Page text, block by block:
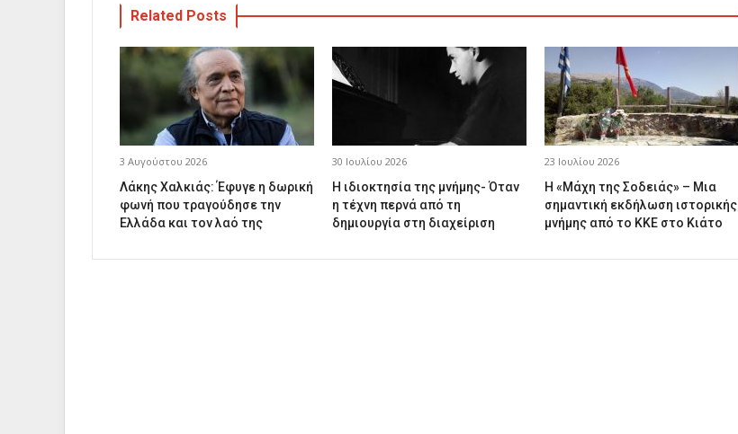
Related Posts
3 Αυγούστου 2026
Λάκης Χαλκιάς: Έφυγε η δωρική
φωνή που τραγούδησε την
Ελλάδα και τον λαό της
30 Ιουλίου 2026
Η ιδιοκτησία της μνήμης- Όταν
η τέχνη περνά από τη
δημιουργία στη διαχείριση
23 Ιουλίου 2026
Η «Μάχη της Σοδειάς» – Μια
σημαντική εκδήλωση ιστορικής
μνήμης από το ΚΚΕ στο Κιάτο